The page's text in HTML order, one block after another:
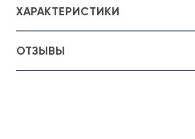
ХАРАКТЕРИСТИКИ
ОТЗЫВЫ